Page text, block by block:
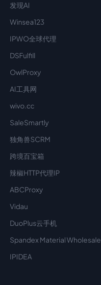
发现AI
Winsea123
IPWO全球代理
DSFulfill
OwlProxy
AI工具网
wivo.cc
SaleSmartly
独角兽SCRM
跨境百宝箱
辣椒HTTP代理IP
ABCProxy
Vidau
DuoPlus云手机
Spandex Material Wholesale​
IPIDEA